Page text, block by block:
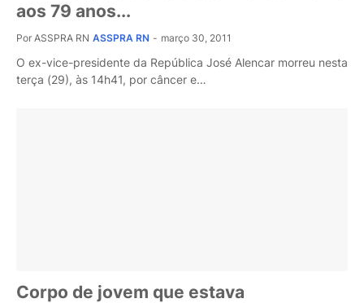
aos 79 anos...
Por ASSPRA RN ASSPRA RN - março 30, 2011
O ex-vice-presidente da República José Alencar morreu nesta
terça (29), às 14h41, por câncer e…
Corpo de jovem que estava